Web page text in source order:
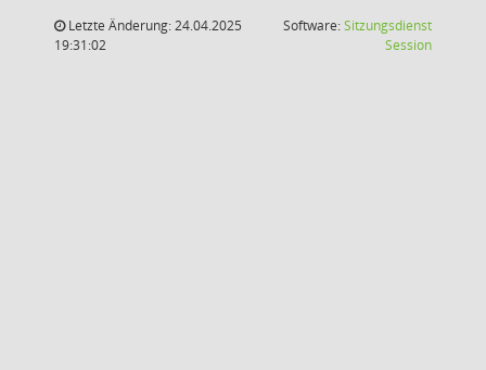
Letzte Änderung: 24.04.2025
19:31:02
Software:Sitzungsdienst
Session(Wird in